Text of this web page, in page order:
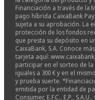
Financiación a través de la
pago híbrida CaixaBank
sujeta a su aprobación. La
protección de los fondos
que presta su depósito en
CaixaBank, S.A. Conoce
tarjeta aquí:
participar en el sorteo de
iguales a 300 € y en el
y prueba suerte.
emitida por la entidad de
Consumer, E.F.C., E.P.,